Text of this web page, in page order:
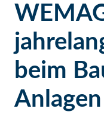
beim
Anlagen